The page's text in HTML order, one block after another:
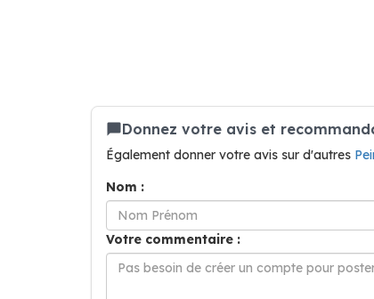
Donnez votre avis et
Également donner votre avis sur d'autres
Nom :
Votre commentaire :